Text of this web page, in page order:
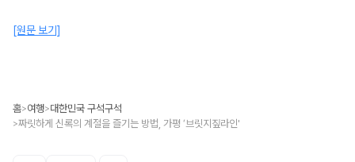
[원문 보기]
홈>여행>대한민국 구석구석
>짜릿하게 신록의 계절을 즐기는 방법, 가평 ‘브릿지짚라인'